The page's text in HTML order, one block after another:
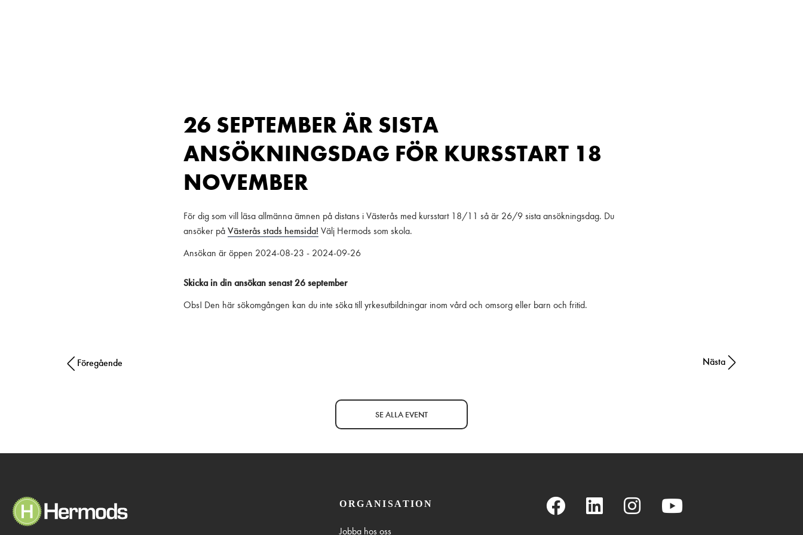
26 SEPTEMBER ÄR SISTA
ANSÖKNINGSDAG FÖR KURSSTART 18
NOVEMBER
För dig som vill läsa allmänna ämnen på distans i Västerås med kursstart 18/11 så är 26/9 sista ansökningsdag. Du
ansöker på Västerås stads hemsida! Välj Hermods som skola.
Ansökan är öppen 2024-08-23 - 2024-09-26
Skicka in din ansökan senast 26 september
Obs! Den här sökomgången kan du inte söka till yrkesutbildningar inom vård och omsorg eller barn och fritid.
Post navigation
Föregående Nästa
SE ALLA EVENT
ORGANISATION
Jobba hos oss